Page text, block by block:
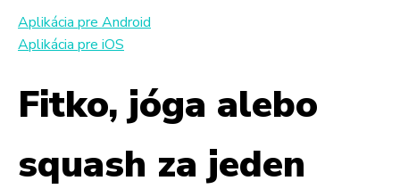
Aplikácia pre Android
Aplikácia pre iOS
Fitko, jóga alebo
squash za jeden